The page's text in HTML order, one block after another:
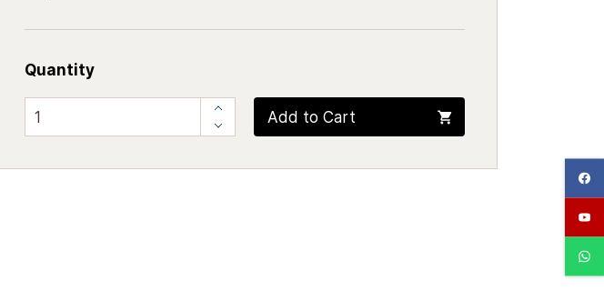
Quantity
Add to Cart